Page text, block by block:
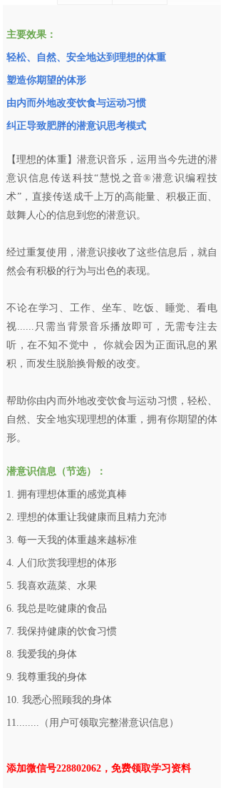
主要效果：
轻松、自然、安全地达到 理想的体重
塑造你期望的体形
由内而外地改变饮食与运动习惯
纠正导致肥胖的潜意识思考模式
【理想的体重】 潜意识音乐，运用当今先进的潜
意识信息传送科技“慧悦之音®潜意识编程技
术”，直接传送成千上万的高能量、积极正面、
鼓舞人心的信息到您的潜意识。
经过重复使用，潜意识接收了这些信息后，就自
然会有积极的行为与出色的表现。
不论在学习、工作、坐车、吃饭、睡觉、看电
视......只需当背景音乐播放即可，无需专注去
听，在不知不觉中， 你就会因为正面讯息的累
积，而发生脱胎换骨般的改变。
帮助你由内而外地改变饮食与运动习惯，轻松、
自然、安全地实现理想的体重，拥有你期望的体
形。
潜意识信息（节选）：
1. 拥有理想体重的感觉真棒
2. 理想的体重让我健康而且精力充沛
3. 每一天我的体重越来越标准
4. 人们欣赏我理想的体形
5. 我喜欢蔬菜、水果
6. 我总是吃健康的食品
7. 我保持健康的饮食习惯
8. 我爱我的身体
9. 我尊重我的身体
10. 我悉心照顾我的身体
11........（用户可领取完整潜意识信息）
添加微信号228802062，免费领取学习资料